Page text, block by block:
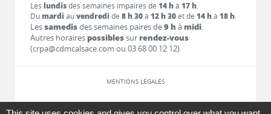
Les lundisdes semaines impaires de 14 hà 17 h.
Dumardi auvendredi de 8 h 30à 12 h 30et de 14 hà 18 h.
Lessamedisdes semaines paires de9 h à midi.
Autres horaires possiblessur rendez-vous
(crpa@cdmcalsace.com ou 03 68 00 12 12).
MENTIONS LÉGALES
LIENS